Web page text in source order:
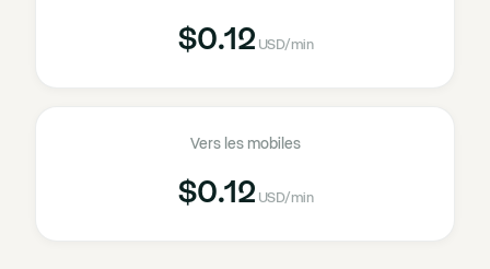
$0.12 USD/min
Vers les mobiles
$0.12 USD/min